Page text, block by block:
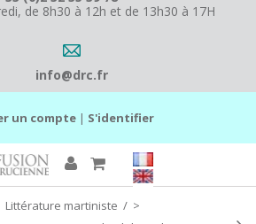
de 8h30 à 12h et de 13h30 à 17H
info@drc.fr
un compte | S'identifier
Littérature martiniste /